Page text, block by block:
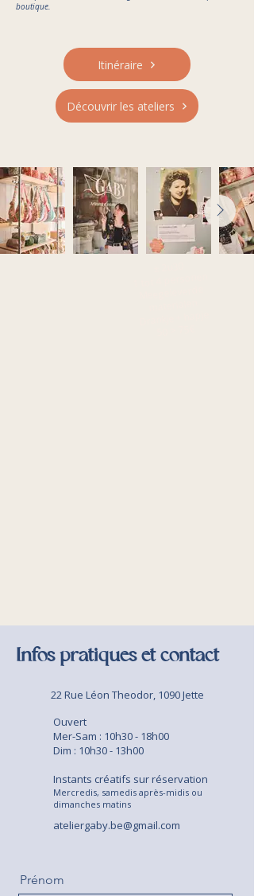
boutique.
Itinéraire
Découvrir les ateliers
Infos pratiques et contact
22 Rue Léon Theodor, 1090 Jette
Ouvert
Mer-Sam : 10h30 - 18h00
Dim : 10h30 - 13h00
Instants créatifs sur réservation
Mercredis, samedis après-midis ou
dimanches matins
ateliergaby.be@gmail.com
Prénom